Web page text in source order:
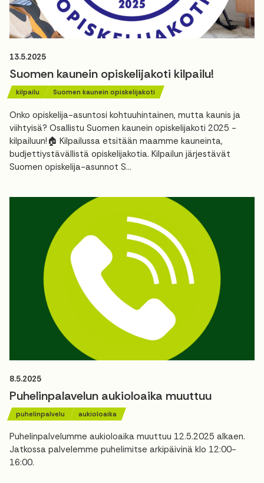
13.5.2025
Suomen kaunein opiskelijakoti kilpailu!
kilpailu Suomen kaunein opiskelijakoti
Onko opiskelija-asuntosi kohtuuhintainen, mutta kaunis ja
viihtyisä? Osallistu Suomen kaunein opiskelijakoti 2025 -
kilpailuun!🏠 Kilpailussa etsitään maamme kauneinta,
budjettiystävällistä opiskelijakotia. Kilpailun järjestävät
Suomen opiskelija-asunnot S...
8.5.2025
Puhelinpalavelun aukioloaika muuttuu
puhelinpalvelu aukioloaika
Puhelinpalvelumme aukioloaika muuttuu 12.5.2025 alkaen.
Jatkossa palvelemme puhelimitse arkipäivinä klo 12:00-
16:00.